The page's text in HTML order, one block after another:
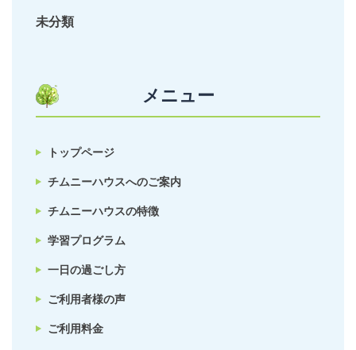
未分類
メニュー
トップページ
チムニーハウスへのご案内
チムニーハウスの特徴
学習プログラム
一日の過ごし方
ご利用者様の声
ご利用料金